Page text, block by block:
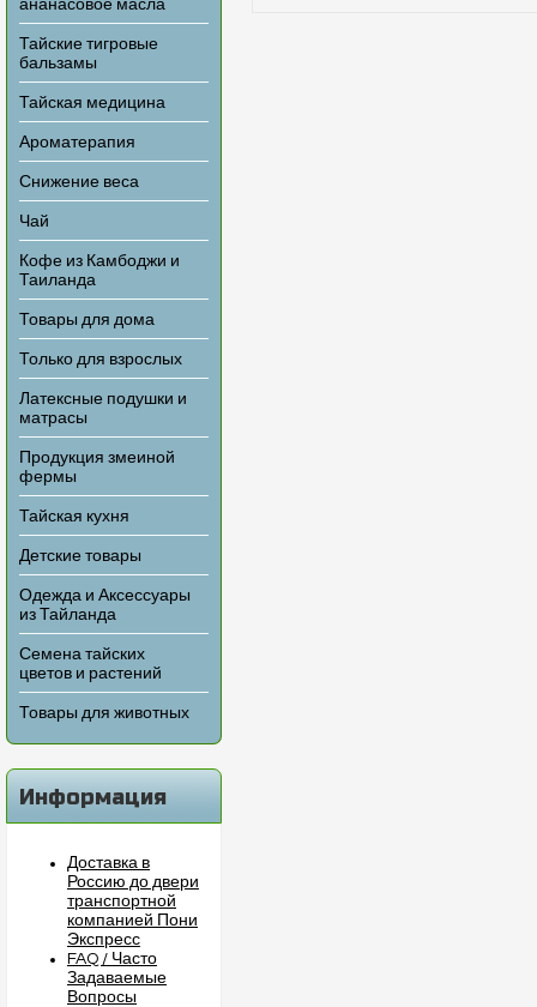
ананасовое масла
Тайские тигровые
бальзамы
Тайская медицина
Ароматерапия
Снижение веса
Чай
Кофе из Камбоджи и
Таиланда
Товары для дома
Только для взрослых
Латексные подушки и
матрасы
Продукция змеиной
фермы
Тайская кухня
Детские товары
Одежда и Аксессуары
из Тайланда
Семена тайских
цветов и растений
Товары для животных
Информация
Доставка в
Россию до двери
транспортной
компанией Пони
Экспресс
FAQ / Часто
Задаваемые
Вопросы